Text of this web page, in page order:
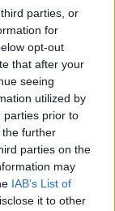
parties, or
for
opt-out
that after your
seeing
utilized by
parties prior to
further
parties on the
may
IAB’s List of
it to other
μας και
μάς
σε ποιοτικά
logistics
για τους